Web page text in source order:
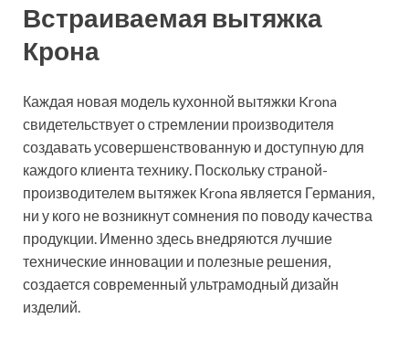
Встраиваемая вытяжка
Крона
Каждая новая модель кухонной вытяжки Krona
свидетельствует о стремлении производителя
создавать усовершенствованную и доступную для
каждого клиента технику. Поскольку страной-
производителем вытяжек Krona является Германия,
ни у кого не возникнут сомнения по поводу качества
продукции. Именно здесь внедряются лучшие
технические инновации и полезные решения,
создается современный ультрамодный дизайн
изделий.